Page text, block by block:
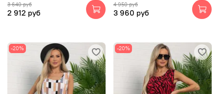
3 640 руб
2 912 руб
4 950 руб
3 960 руб
-20% -20%